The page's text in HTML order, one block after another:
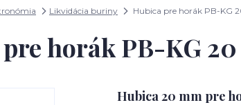
Likvidácia buriny Hubica pre horák PB-KG
horák PB-KG 20
Hubica 20 mm pre